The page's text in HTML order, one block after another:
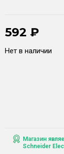
592 ₽
Нет в наличии
Магазин
Schneider